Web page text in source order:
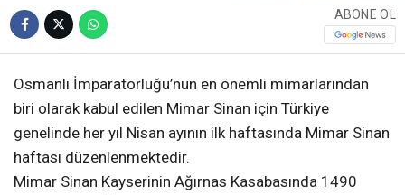
ABONE OL
Osmanlı İmparatorluğu’nun en önemli mimarlarından
biri olarak kabul edilen Mimar Sinan için Türkiye
genelinde her yıl Nisan ayının ilk haftasında Mimar Sinan
haftası düzenlenmektedir.
Mimar Sinan Kayserinin Ağırnas Kasabasında 1490